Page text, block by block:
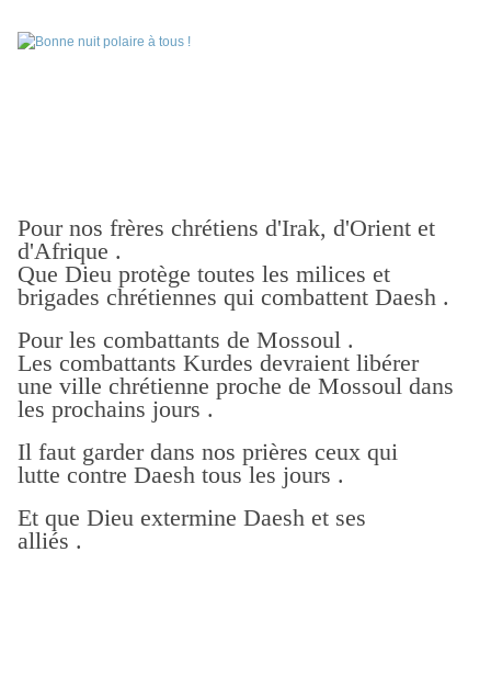
Pour nos frères chrétiens d'Irak, d'Orient et
d'Afrique .
Que Dieu protège toutes les milices et
brigades chrétiennes qui combattent Daesh .
Pour les combattants de Mossoul .
Les combattants Kurdes devraient libérer
une ville chrétienne proche de Mossoul dans
les prochains jours .
Il faut garder dans nos prières ceux qui
lutte contre Daesh tous les jours .
Et que Dieu extermine Daesh et ses
alliés .